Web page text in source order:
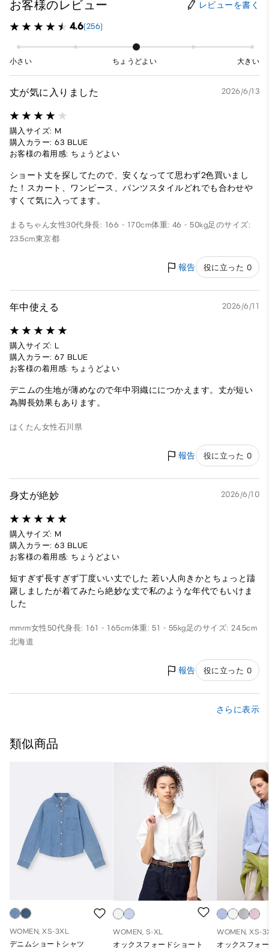
お客様のレビュー レビューを書く
4.6(256)
小さい ちょうどよい 大きい
丈が気に入りました 2026/6/13
購入サイズ: M
購入カラー: 63 BLUE
お客様の着用感: ちょうどよい
ショート丈を探してたので、安くなってて思わず2色買いまし
た！スカート、ワンピース、パンツスタイルどれでも合わせや
すくて気に入ってます。
まるちゃん女性30代身長: 166 - 170cm体重: 46 - 50kg足のサイズ:
23.5cm東京都
報告 役に立った 0
年中使える 2026/6/11
購入サイズ: L
購入カラー: 67 BLUE
お客様の着用感: ちょうどよい
デニムの生地が薄めなので年中羽織ににつかえます。丈が短い
為脚長効果もあります。
はくたん女性石川県
報告 役に立った 0
身丈が絶妙 2026/6/10
購入サイズ: M
購入カラー: 63 BLUE
お客様の着用感: ちょうどよい
短すぎず長すぎず丁度いい丈でした 若い人向きかとちょっと躊
躇しましたが着てみたら絶妙な丈で私のような年代でもいけま
した
mmrm女性50代身長: 161 - 165cm体重: 51 - 55kg足のサイズ: 24.5cm
北海道
報告 役に立った 0
さらに表示
類似商品
WOMEN, XS-3XL
デニムショートシャツ
WOMEN, S-XL
オックスフォードショート
WOMEN, XS-
オックスフォ